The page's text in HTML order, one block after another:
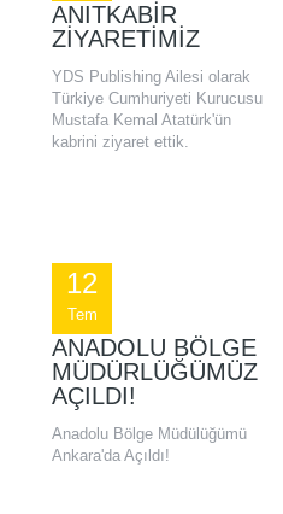
ANITKABIR
ZIYARETIMIZ
YDS Publishing Ailesi olarak
Türkiye Cumhuriyeti Kurucusu
Mustafa Kemal Atatürk'ün
kabrini ziyaret ettik.
12
Tem
ANADOLU BÖLGE
MÜDÜRLÜĞÜMÜZ
AÇILDI!
Anadolu Bölge Müdülüğümü
Ankara'da Açıldı!